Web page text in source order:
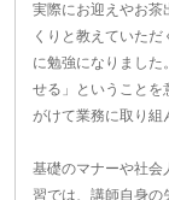
実際にお迎えやお茶
くりと教えていた
に勉強になりまし
せる」ということを
がけて業務に取り組
基礎のマナーや社会
習では、講師自身の